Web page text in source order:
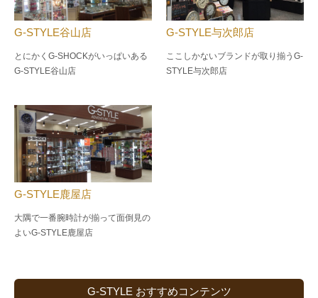
G-STYLE谷山店
とにかくG-SHOCKがいっぱいある
G-STYLE谷山店
G-STYLE与次郎店
ここしかないブランドが取り揃うG-
STYLE与次郎店
G-STYLE鹿屋店
大隅で一番腕時計が揃って面倒見の
よいG-STYLE鹿屋店
G-STYLE おすすめコンテンツ